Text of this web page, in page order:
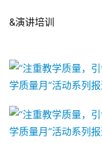
&演讲培训